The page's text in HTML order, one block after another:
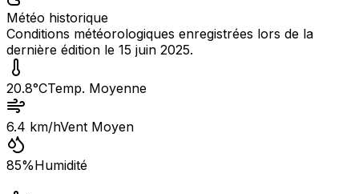
Météo historique
Conditions météorologiques enregistrées lors de la
dernière édition le 15 juin 2025.
20.8°CTemp. Moyenne
6.4 km/hVent Moyen
85%Humidité